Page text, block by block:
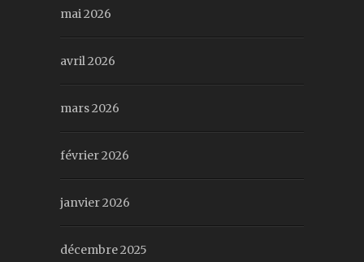
mai 2026
avril 2026
mars 2026
février 2026
janvier 2026
décembre 2025